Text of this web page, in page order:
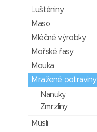
Luštěniny
Maso
Mléčné výrobky
Mořské řasy
Mouka
Mražené potraviny
Nanuky
Zmrzliny
Müsli